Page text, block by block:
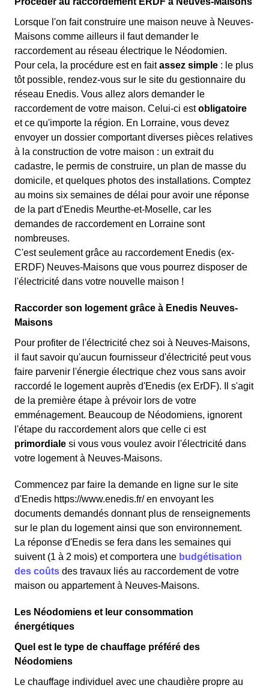
Lorsque l'on fait construire une maison neuve à Neuves-
Maisons comme ailleurs il faut demander le
raccordement au réseau électrique le Néodomien.
Pour cela, la procédure est en faitassez simple : le plus
tôt possible, rendez-vous sur le site du gestionnaire du
réseau Enedis. Vous allez alors demander le
raccordement de votre maison. Celui-ci estobligatoire
et ce qu'importe la région. En Lorraine, vous devez
envoyer un dossier comportant diverses pièces relatives
à la construction de votre maison : un extrait du
cadastre, le permis de construire, un plan de masse du
domicile, et quelques photos des installations. Comptez
au moins six semaines de délai pour avoir une réponse
de la part d'Enedis Meurthe-et-Moselle, car les
demandes de raccordement en Lorraine sont
nombreuses.
C'est seulement grâce au raccordement Enedis (ex-
ERDF) Neuves-Maisons que vous pourrez disposer de
l'électricité dans votre nouvelle maison !
Raccorder son logement grâce à Enedis Neuves-
Maisons
Pour profiter de l'électricité chez soi à Neuves-Maisons,
il faut savoir qu'aucun fournisseur d'électricité peut vous
faire parvenir l'énergie électrique chez vous sans avoir
raccordé le logement auprès d'Enedis (ex ErDF). Il s'agit
de la première étape à prévoir lors de votre
emménagement. Beaucoup de Néodomiens, ignorent
l'étape du raccordement alors que celle ci est
primordiale si vous vous voulez avoir l'électricité dans
votre logement à Neuves-Maisons.
Commencez par faire la demande en ligne sur le site
d'Enedis https://www.enedis.fr/ en envoyant les
documents demandés donnant plus de renseignements
sur le plan du logement ainsi que son environnement.
La réponse d'Enedis se fera dans les semaines qui
suivent (1 à 2 mois) et comportera une budgétisation
des coûts des travaux liés au raccordement de votre
maison ou appartement à Neuves-Maisons.
Les Néodomiens et leur consommation
énergétiques
Quel est le type de chauffage préféré des
Néodomiens
Le chauffage individuel avec une chaudière propre au